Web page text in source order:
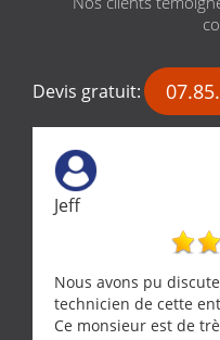
Devis gratuit:
Jeff
Nous avons pu
technicien de cette
Ce monsieur est de